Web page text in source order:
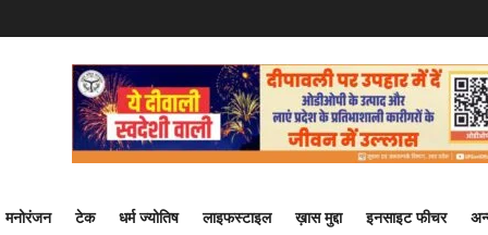
मनोरंजन टेक धर्म ज्योतिष लाइफस्टाइल ख़ास मुद्दा इनसाइट फीचर